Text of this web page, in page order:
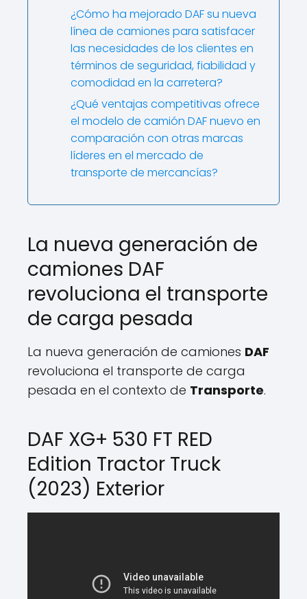
¿Cómo ha mejorado DAF su nueva
línea de camiones para satisfacer
las necesidades de los clientes en
términos de seguridad, fiabilidad y
comodidad en la carretera?
¿Qué ventajas competitivas ofrece
el modelo de camión DAF nuevo en
comparación con otras marcas
líderes en el mercado de
transporte de mercancías?
La nueva generación de
camiones DAF
revoluciona el transporte
de carga pesada
La nueva generación de camiones DAF
revoluciona el transporte de carga
pesada en el contexto de Transporte.
DAF XG+ 530 FT RED
Edition Tractor Truck
(2023) Exterior